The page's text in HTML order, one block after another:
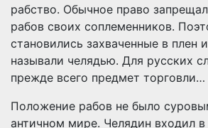
рабство. Обычное право
рабов своих соплеменников.
становились захваченные в плен
называли челядью. Для русских
прежде всего предмет торговли…
Положение рабов не было
античном мире. Челядин входил